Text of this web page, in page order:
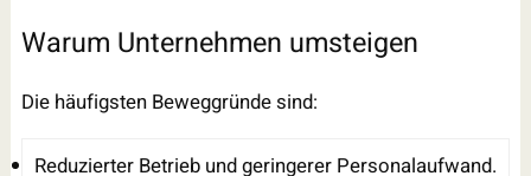
Warum Unternehmen umsteigen
Die häufigsten Beweggründe sind:
Reduzierter Betrieb und geringerer Personalaufwand.